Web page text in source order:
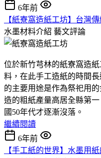
6年前
【紙寮窩造紙工坊】台灣
水墨材料介紹 藝文評論
位於新竹芎林的紙寮窩造
料，在此手工造紙的時間
的主要用途是作為祭祀用
造的粗紙產量高居全縣第
國50年代才逐漸沒落。
繼續閱讀
6年前
【手工紙的世界】水墨用